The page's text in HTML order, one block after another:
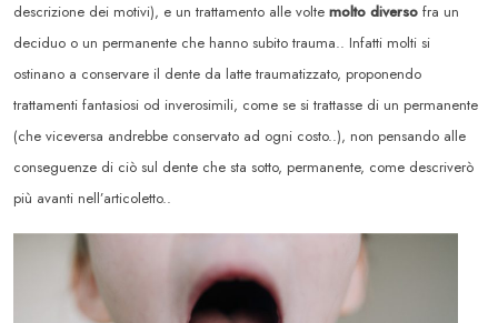
descrizione dei motivi), e un trattamento alle volte molto diverso fra un
deciduo o un permanente che hanno subito trauma.. Infatti molti si
ostinano a conservare il dente da latte traumatizzato, proponendo
trattamenti fantasiosi od inverosimili, come se si trattasse di un permanente
(che viceversa andrebbe conservato ad ogni costo..), non pensando alle
conseguenze di ciò sul dente che sta sotto, permanente, come descriverò
più avanti nell’articoletto..